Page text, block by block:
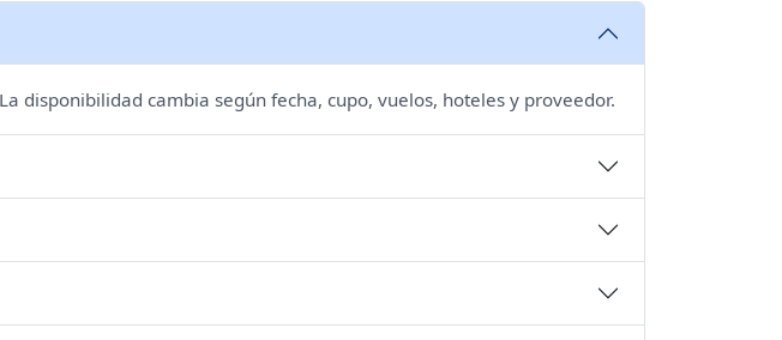
disponibilidad cambia según fecha, cupo, vuelos, hoteles y proveedor.